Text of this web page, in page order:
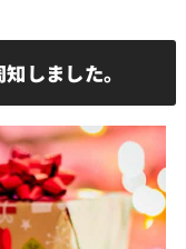
しました。